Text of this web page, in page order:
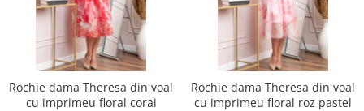
Rochie dama Theresa din voal
cu imprimeu floral corai
Rochie dama Theresa din voal
cu imprimeu floral roz pastel